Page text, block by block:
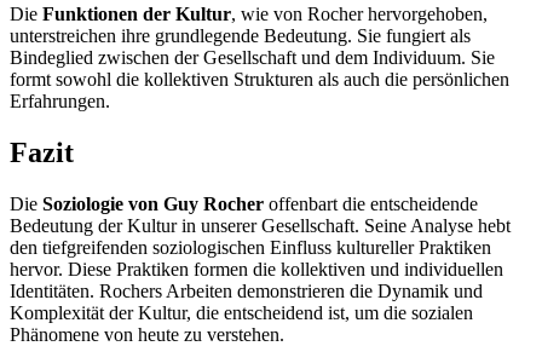
Die Funktionen der Kultur, wie von Rocher hervorgehoben,
unterstreichen ihre grundlegende Bedeutung. Sie fungiert als
Bindeglied zwischen der Gesellschaft und dem Individuum. Sie
formt sowohl die kollektiven Strukturen als auch die persönlichen
Erfahrungen.
Fazit
Die Soziologie von Guy Rocher offenbart die entscheidende
Bedeutung der Kultur in unserer Gesellschaft. Seine Analyse hebt
den tiefgreifenden soziologischen Einfluss kultureller Praktiken
hervor. Diese Praktiken formen die kollektiven und individuellen
Identitäten. Rochers Arbeiten demonstrieren die Dynamik und
Komplexität der Kultur, die entscheidend ist, um die sozialen
Phänomene von heute zu verstehen.